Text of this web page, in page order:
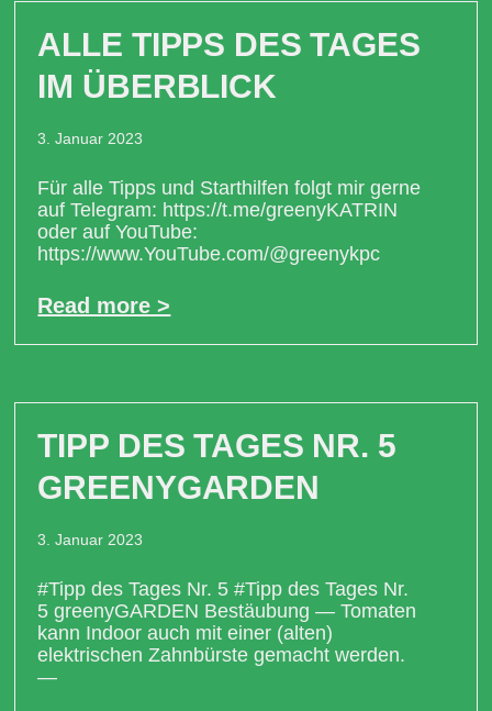
ALLE TIPPS DES TAGES
IM ÜBERBLICK
3. Januar 2023
Für alle Tipps und Starthilfen folgt mir gerne
auf Telegram: https://t.me/greenyKATRIN
oder auf YouTube:
https://www.YouTube.com/@greenykpc
Read more >
TIPP DES TAGES NR. 5
GREENYGARDEN
3. Januar 2023
#Tipp des Tages Nr. 5 #Tipp des Tages Nr.
5 greenyGARDEN Bestäubung — Tomaten
kann Indoor auch mit einer (alten)
elektrischen Zahnbürste gemacht werden.
—